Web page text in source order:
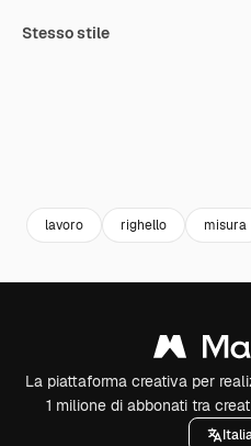
Stesso stile
lavoro righello misura
La piattaforma creativa per
1 milione di abbonati tra